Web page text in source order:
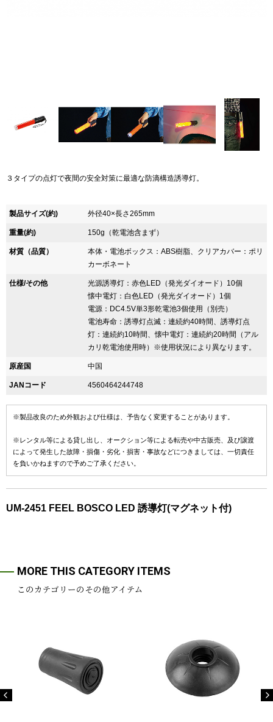
３タイプの点灯で夜間の安全対策に最適な防滴構造誘導灯。
製品サイズ(約) 外径40×長さ265mm
重量(約) 150g（乾電池含まず）
材質（品質）
本体・電池ボックス：ABS樹脂、クリアカバー：ポリ
カーボネート
仕様/その他
光源誘導灯：赤色LED（発光ダイオード）10個
懐中電灯：白色LED（発光ダイオード）1個
電源：DC4.5V単3形乾電池3個使用（別売）
電池寿命：誘導灯点滅：連続約40時間、誘導灯点
灯：連続約10時間、懐中電灯：連続約20時間（アル
カリ乾電池使用時）※使用状況により異なります。
原産国 中国
JANコード 4560464244748
※製品改良のため外観および仕様は、予告なく変更することがあります。
※レンタル等による貸し出し、オークション等による転売や中古販売、及び譲渡
によって発生した故障・損傷・劣化・損害・事故などにつきましては、一切責任
を負いかねますので予めご了承ください。
UM-2451 FEEL BOSCO LED 誘導灯(マグネット付)
MORE THIS CATEGORY ITEMS
このカテゴリーのその他アイテム